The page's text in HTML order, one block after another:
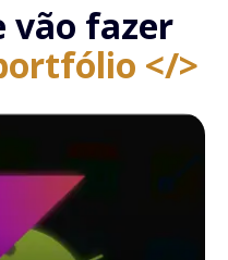
vão fazer
</>